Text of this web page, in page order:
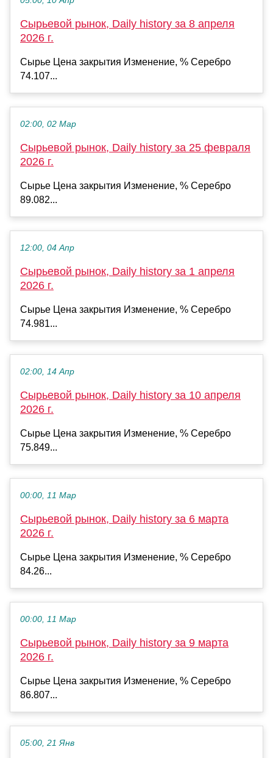
Сырьевой рынок, Daily history за 8 апреля
2026 г.
Сырье Цена закрытия Изменение, % Серебро
74.107...
02:00, 02 Мар
Сырьевой рынок, Daily history за 25 февраля
2026 г.
Сырье Цена закрытия Изменение, % Серебро
89.082...
12:00, 04 Апр
Сырьевой рынок, Daily history за 1 апреля
2026 г.
Сырье Цена закрытия Изменение, % Серебро
74.981...
02:00, 14 Апр
Сырьевой рынок, Daily history за 10 апреля
2026 г.
Сырье Цена закрытия Изменение, % Серебро
75.849...
00:00, 11 Мар
Сырьевой рынок, Daily history за 6 марта
2026 г.
Сырье Цена закрытия Изменение, % Серебро
84.26...
00:00, 11 Мар
Сырьевой рынок, Daily history за 9 марта
2026 г.
Сырье Цена закрытия Изменение, % Серебро
86.807...
05:00, 21 Янв